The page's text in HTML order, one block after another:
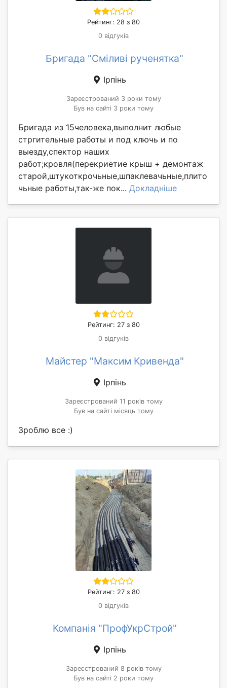
Рейтинг: 28 з 80
0 відгуків
Бригада "Смiливi рученятка"
Ірпінь
Зареєстрований 3 роки тому
Був на сайті 3 роки тому
Бригада из 15человека,выполнит любые
стргительные работы и под ключь и по
выезду,спектор наших
работ;кровля(перекриетие крыш + демонтаж
старой,штукоткрочьные,шпаклевачьные,плито
чьные работы,так-же пок... Докладніше
Рейтинг: 27 з 80
0 відгуків
Майстер "Максим Кривенда"
Ірпінь
Зареєстрований 11 років тому
Був на сайті місяць тому
Зроблю все :)
Рейтинг: 27 з 80
0 відгуків
Компанія "ПрофУкрСтрой"
Ірпінь
Зареєстрований 8 років тому
Був на сайті 2 роки тому